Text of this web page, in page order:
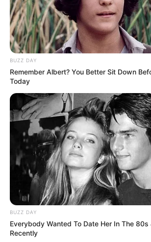
BUZZ DAY
Remember Albert? You Better Sit Down
Today
BUZZ DAY
Everybody Wanted To Date Her In The 80s
Recently